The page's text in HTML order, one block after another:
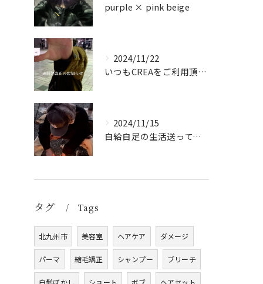
purple × pink beige
2024/11/22
いつもCREAをご利用頂き誠に有難う御座います！
2024/11/15
自給自足の生活送ってます
タグ Tags
北九州市 美容室 ヘアケア ダメージ
パーマ 縮毛矯正 シャンプー ブリーチ
白髪ぼかし ショート ボブ ヘアセット